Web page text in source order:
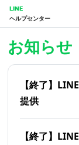
LINE
ヘルプセンター
お知らせ
【終了】
提供
【終了】